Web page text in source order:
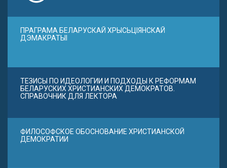
ПРАГРАМА БЕЛАРУСКАЙ ХРЫСЬЦІЯНСКАЙ
ДЭМАКРАТЫІ
ТЕЗИСЫ ПО ИДЕОЛОГИИ И ПОДХОДЫ К РЕФОРМАМ
БЕЛАРУСКИХ ХРИСТИАНСКИХ ДЕМОКРАТОВ.
СПРАВОЧНИК ДЛЯ ЛЕКТОРА
ФИЛОСОФСКОЕ ОБОСНОВАНИЕ ХРИСТИАНСКОЙ
ДЕМОКРАТИИ